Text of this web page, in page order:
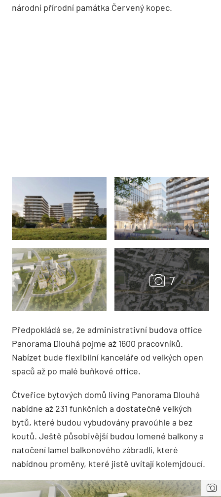
národní přírodní památka Červený kopec.
Předpokládá se, že administrativní budova office
Panorama Dlouhá pojme až 1600 pracovníků.
Nabízet bude flexibilní kanceláře od velkých open
spaců až po malé buňkové office.
Čtveřice bytových domů living Panorama Dlouhá
nabídne až 231 funkčních a dostatečně velkých
bytů, které budou vybudovány pravoúhle a bez
koutů. Ještě působivější budou lomené balkony a
natočení lamel balkonového zábradlí, které
nabídnou proměny, které jistě uvítají kolemjdoucí.